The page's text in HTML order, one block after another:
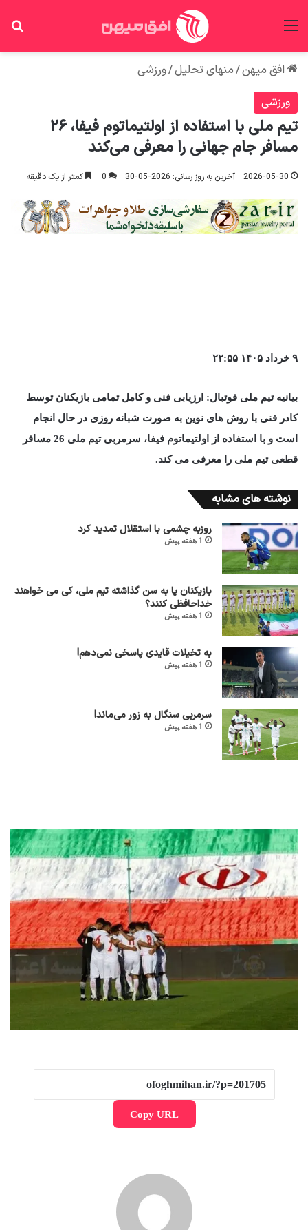
افق میهن/منهای تحلیل/ورزشی
ورزشی
تیم ملی با استفاده از اولتیماتوم فیفا، ٢۶
مسافر جام جهانی را معرفی می‌کند
2026-05-30 آخرین به روز رسانی: 2026-05-30 0 کمتر از یک دقیقه
۹ خرداد ۱۴۰۵ ۲۲:۵۵
بیانیه تیم ملی فوتبال: ارزیابی فنی و کامل تمامی بازیکنان توسط
کادر فنی با روش های نوین به صورت شبانه روزی در حال انجام
است و با استفاده از اولتیماتوم فیفا، سرمربی تیم ملی 26 مسافر
قطعی تیم ملی را معرفی می کند.
نوشته های مشابه
روزبه چشمی با استقلال تمدید کرد
1 هفته پیش
بازیکنان پا به سن گذاشته تیم ملی، کی می خواهند
خداحافظی کنند؟
1 هفته پیش
به تخیلات قایدی پاسخی نمی‌دهم!
1 هفته پیش
سرمربی سنگال به زور می‌ماند!
1 هفته پیش
Copy URL